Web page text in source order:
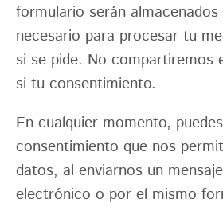
formulario serán
necesario para procesar tu
si se pide. No compartiremos
si tu consentimiento.
En cualquier momento,
consentimiento que nos
datos, al enviarnos un
electrónico o por el mismo